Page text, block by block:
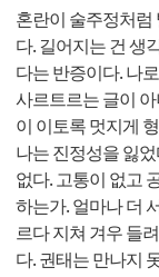
혼란이 술주정처럼
다. 길어지는 건 생
다는 반증이다. 나
사르트르는 글이
이 이토록 멋지게
나는 진정성을 잃
없다. 고통이 없고
하는가. 얼마나 더
르다 지쳐 겨우 들
다. 권태는 만나지